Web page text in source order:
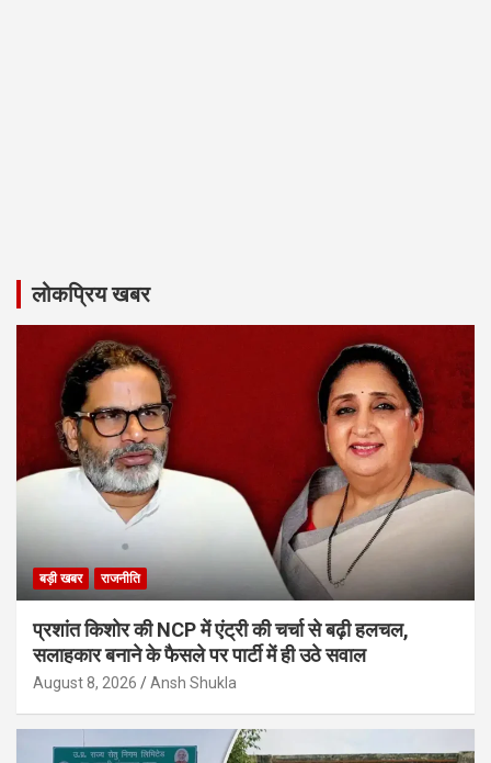
लोकप्रिय खबर
बड़ी खबर राजनीति
प्रशांत किशोर की NCP में एंट्री की चर्चा से बढ़ी हलचल,
सलाहकार बनाने के फैसले पर पार्टी में ही उठे सवाल
August 8, 2026 Ansh Shukla